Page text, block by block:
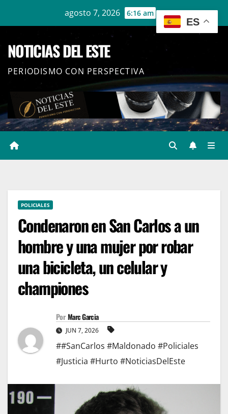
agosto 7, 2026 6:16 am
NOTICIAS DEL ESTE
PERIODISMO CON PERSPECTIVA
POLICIALES
Condenaron en San Carlos a un
hombre y una mujer por robar
una bicicleta, un celular y
championes
Por Marc Garcia
JUN 7, 2026
##SanCarlos #Maldonado #Policiales
#Justicia #Hurto #NoticiasDelEste
ES